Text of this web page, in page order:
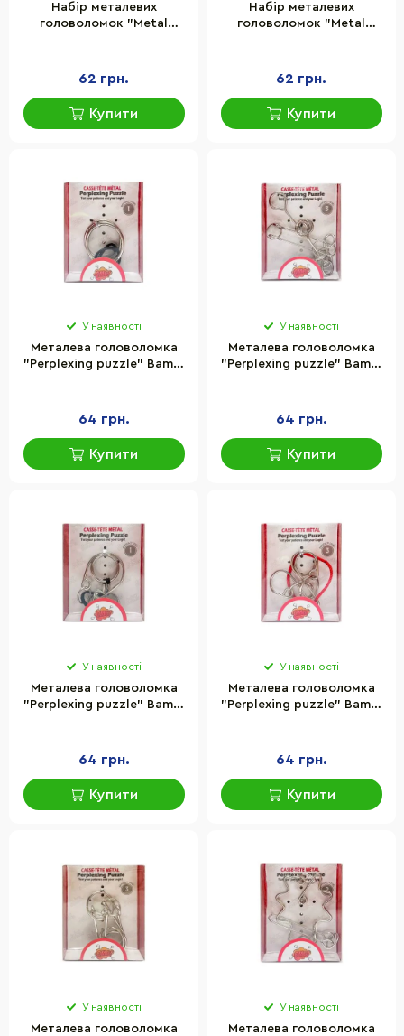
Набір металевих
головоломок "Metal
наборі
62 грн.
Купити
Набір металевих
головоломок "Metal
62 грн.
Купити
У наявності
Металева головоломка
"Perplexing puzzle" Bambi
64 грн.
Купити
У наявності
Металева головоломка
"Perplexing puzzle" Bambi
64 грн.
Купити
У наявності
Металева головоломка
"Perplexing puzzle" Bambi
64 грн.
Купити
У наявності
Металева головоломка
"Perplexing puzzle" Bambi
64 грн.
Купити
У наявності
Металева головоломка
У наявності
Металева головоломка